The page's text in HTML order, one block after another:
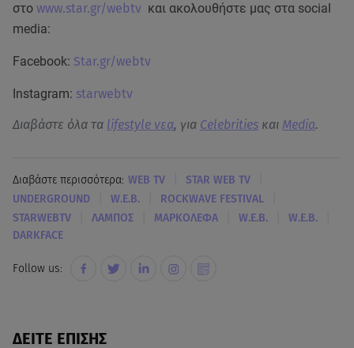
στο www.star.gr/webtv και ακολουθήστε μας στα social
media:
Facebook: Star.gr/webtv
Instagram: starwebtv
Διαβάστε όλα τα lifestyle νεα, για Celebrities και Media.
Διαβάστε περισσότερα: WEB TV STAR WEB TV
UNDERGROUND W.E.B. ROCKWAVE FESTIVAL
STARWEBTV ΛΑΜΠΟΣ ΜΑΡΚΟΛΕΦΑ W.E.B. W.E.B.
DARKFACE
Follow us:
ΔΕΙΤΕ ΕΠΙΣΗΣ